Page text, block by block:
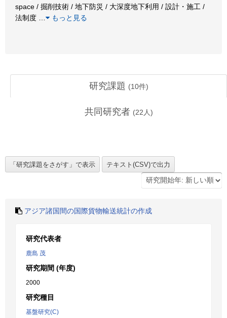
space / 掘削技術 / 地下防災 / 大深度地下利用 / 設計・施工 /
法制度
もっと見る
研究課題 (10件)
共同研究者 (22 人)
アジア諸国間の国際貨物輸送統計の作成
研究代表者
鹿島 茂
研究期間 (年度)
2000
研究種目
基盤研究(C)